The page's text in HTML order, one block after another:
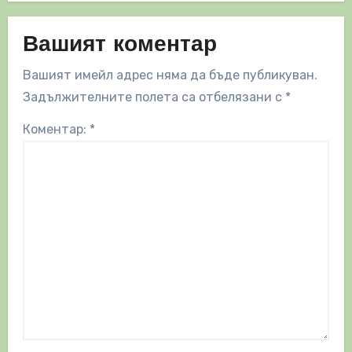
Вашият коментар
Вашият имейл адрес няма да бъде публикуван.
Задължителните полета са отбелязани с *
Коментар: *